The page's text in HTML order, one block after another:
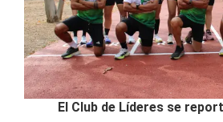
El Club de Líderes se